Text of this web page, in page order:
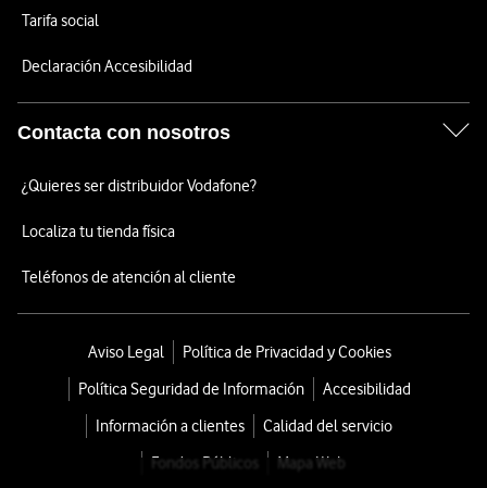
Tarifa social
Declaración Accesibilidad
Contacta con nosotros
¿Quieres ser distribuidor Vodafone?
Localiza tu tienda física
Teléfonos de atención al cliente
Aviso Legal
Política de Privacidad y Cookies
Política Seguridad de Información
Accesibilidad
Información a clientes
Calidad del servicio
Fondos Públicos
Mapa Web